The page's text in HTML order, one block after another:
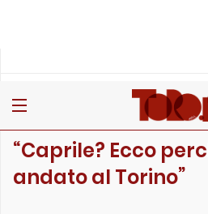
“Caprile? Ecco
andato al Torino”